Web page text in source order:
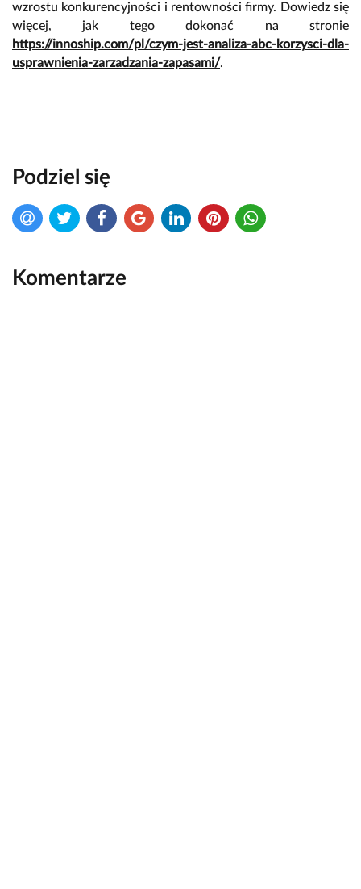
wzrostu konkurencyjności i rentowności firmy. Dowiedz się
więcej, jak tego dokonać na stronie
https://innoship.com/pl/czym-jest-analiza-abc-korzysci-dla-
usprawnienia-zarzadzania-zapasami/.
Podziel się
Komentarze